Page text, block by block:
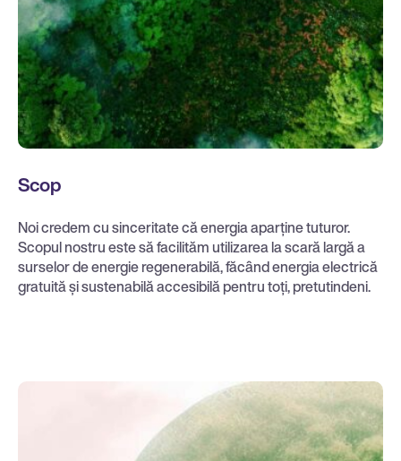
Scop
Noi credem cu sinceritate că energia aparține tuturor.
Scopul nostru este să facilităm utilizarea la scară largă a
surselor de energie regenerabilă, făcând energia electrică
gratuită și sustenabilă accesibilă pentru toți, pretutindeni.